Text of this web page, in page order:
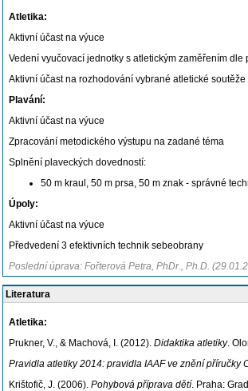
Atletika:
Aktivní účast na výuce
Vedení vyučovací jednotky s atletickým zaměřením dle
Aktivní účast na rozhodování vybrané atletické soutěže
Plavání:
Aktivní účast na výuce
Zpracování metodického výstupu na zadané téma
Splnění plaveckých dovedností:
50 m kraul, 50 m prsa, 50 m znak - správné
Úpoly:
Aktivní účast na výuce
Předvedení 3 efektivních technik sebeobrany
Poslední úprava: Fořterová Petra, PhDr., Ph.D.
Literatura
Atletika:
Prukner, V., & Machová, I. (2012). Didaktika atletiky.
Pravidla atletiky 2014: pravidla IAAF ve znění
Krištofič, J. (2006). Pohybová příprava dětí. Praha: